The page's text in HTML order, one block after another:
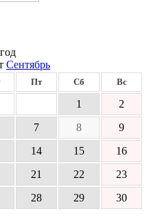
Сентябрь
Пт Сб Вс
1
2
7 8
9
14 15
16
21 22
23
28 29
30